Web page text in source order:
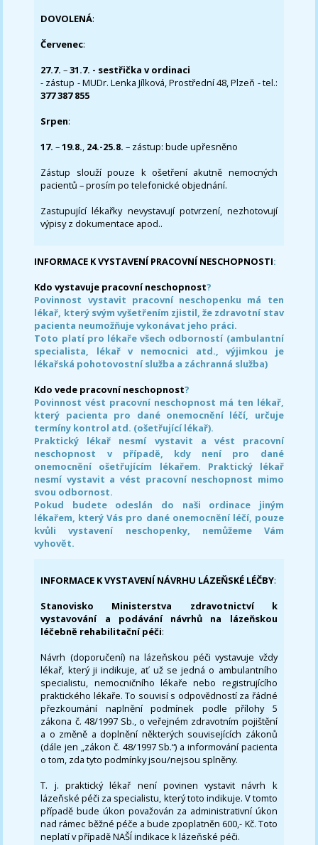
DOVOLENÁ:
Červenec:
27.7.–31.7. - sestřička v ordinaci
- zástup - MUDr. Lenka Jílková, Prostřední 48, Plzeň - tel.:
377 387 855
Srpen:
17. –19.8., 24.-25.8. – zástup: bude upřesněno
Zástup slouží pouze k ošetření akutně nemocných
pacientů – prosím po telefonické objednání.
Zastupující lékařky nevystavují potvrzení, nezhotovují
výpisy z dokumentace apod..
INFORMACE K VYSTAVENÍ PRACOVNÍ NESCHOPNOSTI:
Kdo vystavuje pracovní neschopnost?
Povinnost vystavit pracovní neschopenku má ten
lékař, který svým vyšetřením zjistil, že zdravotní stav
pacienta neumožňuje vykonávat jeho práci.
Toto platí pro lékaře všech odborností (ambulantní
specialista, lékař v nemocnici atd., výjimkou je
lékařská pohotovostní služba a záchranná služba)
Kdo vede pracovní neschopnost?
Povinnost vést pracovní neschopnost má ten lékař,
který pacienta pro dané onemocnění léčí, určuje
termíny kontrol atd. (ošetřující lékař).
Praktický lékař nesmí vystavit a vést pracovní
neschopnost v případě, kdy není pro dané
onemocnění ošetřujícím lékařem. Praktický lékař
nesmí vystavit a vést pracovní neschopnost mimo
svou odbornost.
Pokud budete odeslán do naši ordinace jiným
lékařem, který Vás pro dané onemocnění léčí, pouze
kvůli vystavení neschopenky, nemůžeme Vám
vyhovět.
INFORMACE K VYSTAVENÍ NÁVRHU LÁZEŇSKÉ LÉČBY:
Stanovisko Ministerstva zdravotnictví k
vystavování a podávání návrhů na lázeňskou
léčebně rehabilitační péči:
Návrh (doporučení) na lázeňskou péči vystavuje vždy
lékař, který ji indikuje, ať už se jedná o ambulantního
specialistu, nemocničního lékaře nebo registrujícího
praktického lékaře. To souvisí s odpovědností za řádné
přezkoumání naplnění podmínek podle přílohy 5
zákona č. 48/1997 Sb., o veřejném zdravotním pojištění
a o změně a doplnění některých souvisejících zákonů
(dále jen „zákon č. 48/1997 Sb.“) a informování pacienta
o tom, zda tyto podmínky jsou/nejsou splněny.
T. j. praktický lékař není povinen vystavit návrh k
lázeňské péči za specialistu, který toto indikuje. V tomto
případě bude úkon považován za administrativní úkon
nad rámec běžné péče a bude zpoplatněn 600,- Kč. Toto
neplatí v případě NAŠÍ indikace k lázeňské péči.